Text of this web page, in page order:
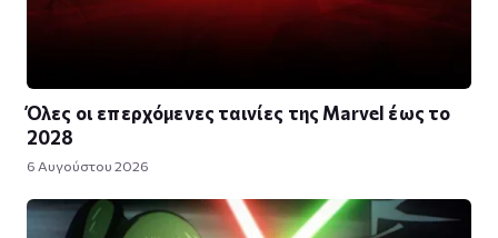
Όλες οι επερχόμενες ταινίες της Marvel έως το
2028
6 Αυγούστου 2026